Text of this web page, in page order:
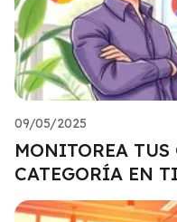
09/05/2025
MONITOREA TUS
CATEGORÍA EN